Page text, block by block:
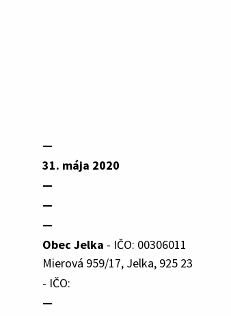
—
31. mája 2020
—
—
—
Obec Jelka - IČO: 00306011
Mierová 959/17, Jelka, 925 23
- IČO:
—